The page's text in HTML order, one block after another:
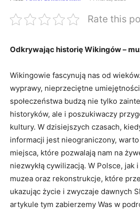
Rate this
Odkrywając historię Wikingów –
Wikingowie fascynują nas od
wyprawy, nieprzeciętne
społeczeństwa budzą nie tylko
historyków, ale i poszukiwaczy
kultury. W dzisiejszych czasach,
informacji jest nieograniczony,
miejsca, które pozwalają nam na
niezwykłą cywilizacją. W Polsce, jak
muzea oraz rekonstrukcje, które
ukazując życie i zwyczaje dawnych
artykule tym zabierzemy Was w